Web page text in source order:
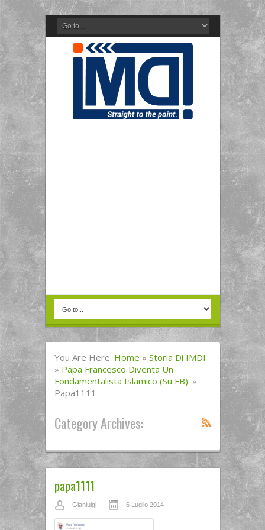
You Are Here: Home » Storia Di IMDI
» Papa Francesco Diventa Un
Fondamentalista Islamico (su FB). »
Papa1111
Category Archives:
papa1111
Gianluigi 6 Luglio 2014